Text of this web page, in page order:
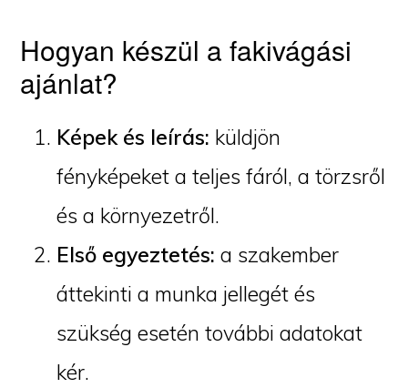
Hogyan készül a fakivágási
ajánlat?
Képek és leírás: küldjön
fényképeket a teljes fáról, a törzsről
és a környezetről.
Első egyeztetés: a szakember
áttekinti a munka jellegét és
szükség esetén további adatokat
kér.